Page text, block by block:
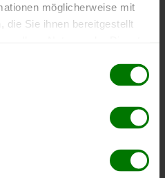
möglicherweise mit
die Sie ihnen bereitgestellt
und Tiefststände der
. Das dazugehörige
Tiefststand
394,00 €